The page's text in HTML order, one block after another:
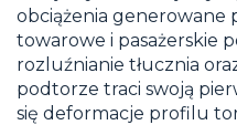
obciążenia generowane
towarowe i pasażerskie
rozluźnianie tłucznia
podtorze traci swoją
się deformacje profilu